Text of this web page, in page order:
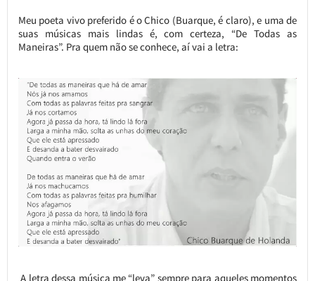
Meu poeta vivo preferido é o Chico (Buarque, é claro), e uma de
suas músicas mais lindas é, com certeza, “De Todas as
Maneiras”. Pra quem não se conhece, aí vai a letra:
A letra dessa música me “leva” sempre para aqueles momentos